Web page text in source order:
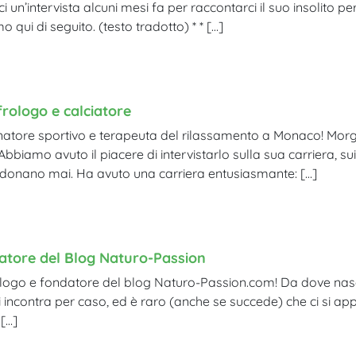
un’intervista alcuni mesi fa per raccontarci il suo insolito
qui di seguito. (testo tradotto) * * […]
e calciatore
sportivo e terapeuta del rilassamento a Monaco!
avuto il piacere di intervistarlo sulla sua carriera,
mai. Ha avuto una carriera entusiasmante: […]
del Blog Naturo-Passion
e fondatore del blog Naturo-Passion.com! Da dove
per caso, ed è raro (anche se succede) che ci si